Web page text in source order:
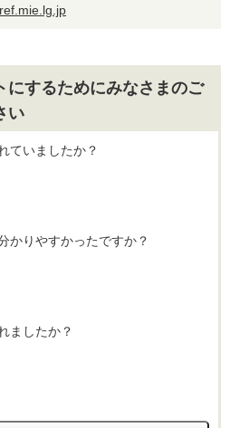
にするためにみなさまのご
い
ていましたか？
かりやすかったですか？
ましたか？